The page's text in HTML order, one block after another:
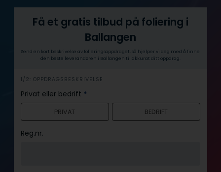
Få et gratis tilbud på foliering i
Ballangen
Send en kort beskrivelse av folieringsoppdraget, så hjelper vi deg med å finne
den beste leverandøren i Ballangen til akkurat ditt oppdrag.
h
e
r
1/2: OPPDRAGSBESKRIVELSE
Privat eller bedrift *
PRIVAT BEDRIFT
Reg.nr.